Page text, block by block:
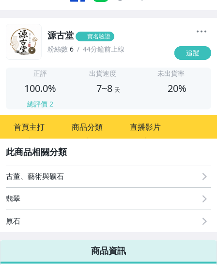
源古堂 實名驗證
粉絲數 6 44分鐘前上線 追蹤
正評
100.0%
總評價 2
出貨速度
7~8 天
未出貨率
20%
首頁主打 商品分類 直播影片
古董、藝術與礦石
翡翠
原石
商品資訊